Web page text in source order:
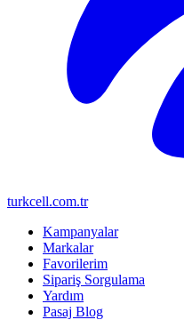
turkcell.com.tr
Kampanyalar
Markalar
Favorilerim
Sipariş Sorgulama
Yardım
Pasaj Blog